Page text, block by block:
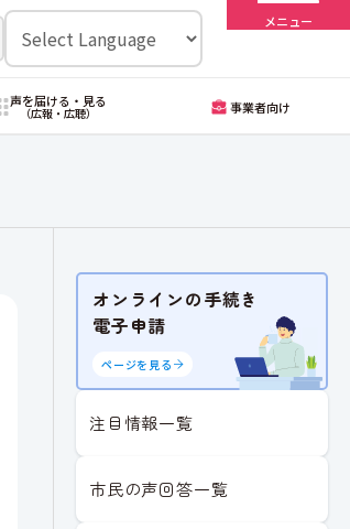
メニュー
声を届ける・見る
（広報・広聴） 事業者向け
オンラインの手続き
電子申請
ページを見る
注目情報一覧
市民の声回答一覧